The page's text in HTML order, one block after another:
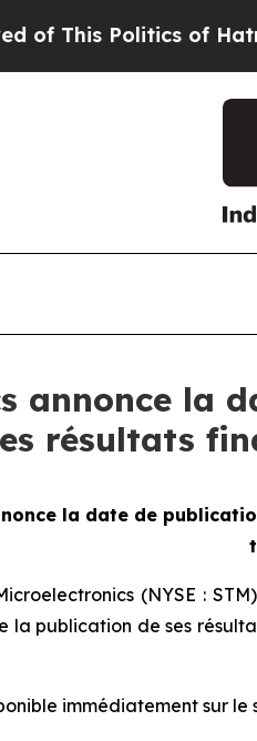
Politics of Hatred”
annonce la
résultats
la date de
(NYSE : STM)
la publication de ses
immédiatement sur